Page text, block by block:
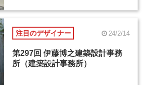
注目のデザイナー 24/2/14
第297回 伊藤博之建築設計事務
所（建築設計事務所）